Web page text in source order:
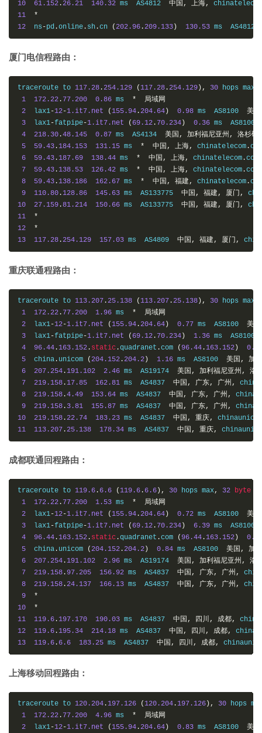
10 61.152 .26.21 140.32 ms  AS4812 中国, 上海,
chinatelecom
11
*
12
  ns
-pd .online . sh .cn (202.96 .209.133) 130.53 ms
厦门电信程路由：
traceroute to 117.28 .254.129 ( 117.28 .254.129), 30 hops max
1
172.22 . 77.200 0.86 ms *
局域网
2
  lax1
-12-1.it7.net ( 155.94 .204.64) 0.98 ms  AS8100 美
3
  lax1
-fatpipe-1.it7.net ( 69.12 . 70.234) 0.36 ms
4
218.30 .48.145 0.87 ms  AS4134 美国, 加利福尼亚州,
洛杉矶,
5
59.43 . 184.153 131.15 ms * 中国, 上海, chinatelecom .com
6
59.43 . 187.69 138.44 ms * 中国, 上海, chinatelecom .com
7
59.43 . 138.53 126.42 ms * 中国, 上海, chinatelecom .com
8
59.43 . 138.186 162.67 ms * 中国, 福建, chinatelecom .com
9
110.80 . 128.86 145.63 ms  AS133775 中国, 福建, 厦门,
10
27.159 .81.214 150.66 ms  AS133775 中国, 福建, 厦门,
11
*
12
*
13
117.28 .254.129 157.03 ms  AS4809 中国, 福建, 厦门,
重庆联通程路由：
traceroute to 113.207 .25.138 ( 113.207 .25.138), 30 hops max
1
172.22 . 77.200 1.96 ms *
局域网
2
  lax1
-12-1.it7.net ( 155.94 .204.64) 0.77 ms  AS8100 美
3
  lax1
-fatpipe-1.it7.net ( 69.12 . 70.234) 1.36 ms
4
96.44 . 163.152 . static .quadranet .com (96.44 . 163.152)
5
  china
. unicom (204.152 .204.2) 1.16 ms  AS8100 美国,
加
6
207.254 . 191.102 2.46 ms  AS19174 美国, 加利福尼亚州,
洛
7
219.158 . 17.85 162.81 ms  AS4837 中国, 广东, 广州,
8
219.158 .4.49 153.64 ms  AS4837 中国, 广东, 广州,
9
219.158 . 3.81 155.87 ms  AS4837 中国, 广东, 广州,
10
219.158 .22.74 183.23 ms  AS4837 中国, 重庆,
chinaunicom
11
113.207 .25.138 178.34 ms  AS4837 中国, 重庆,
成都联通回程路由：
traceroute to 119.6 . 6.6 ( 119.6 . 6.6), 30 hops max, 32 byte
1
172.22 . 77.200 1.53 ms *
局域网
2
  lax1
-12-1.it7.net ( 155.94 .204.64) 0.72 ms  AS8100 美
3
  lax1
-fatpipe-1.it7.net ( 69.12 . 70.234) 6.39 ms
4
96.44 . 163.152 . static .quadranet .com (96.44 . 163.152)
5
  china
. unicom (204.152 .204.2) 0.84 ms  AS8100 美国,
加
6
207.254 . 191.102 2.96 ms  AS19174 美国, 加利福尼亚州,
洛
7
219.158 .97.205 156.92 ms  AS4837 中国, 广东, 广州,
8
219.158 .24.137 166.13 ms  AS4837 中国, 广东, 广州,
9
*
10
*
11
119.6 . 197.170 190.03 ms  AS4837 中国, 四川, 成都,
12
119.6 . 195.34 214.18 ms  AS4837 中国, 四川, 成都,
13
119.6 . 6.6 183.25 ms  AS4837 中国, 四川, 成都,
上海移动回程路由：
traceroute to 120.204 . 197.126 ( 120.204 . 197.126), 30 hops
1
172.22 . 77.200 4.96 ms *
局域网
2
  lax1
-12-1.it7.net ( 155.94 .204.64) 0.83 ms  AS8100 美